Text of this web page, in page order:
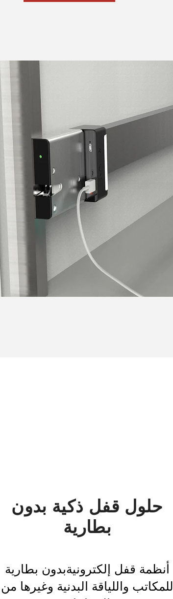
حلول قفل ذكية بدون
بطارية
أنظمة قفل إلكترونيةبدون بطارية
للمكاتب واللياقة البدنية وغيرها من